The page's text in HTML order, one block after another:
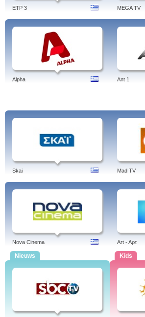
ETP 3 MEGA TV
Alpha Ant 1
Skai Mad TV
Nova Cinema Art - Aρτ
Nieuws Kids